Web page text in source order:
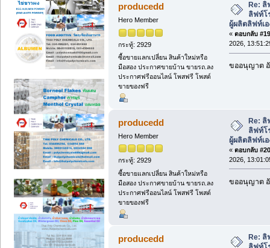
producedd
Hero Member
กระทู้: 2929
ซื้อขายแลกเปลี่ยน สินค้าใหม่หรือ
มือสอง ประกาศขายบ้าน ขายรถ.ลง
ประกาศฟรีออนไลน์ โพสฟรี โพสต์
ขายของฟรี
Re:
ลิฟท์โ
ผู้ผลิตลิฟท์เ
« ตอบกลับ
2026,
ขออนุญาต
producedd
Hero Member
กระทู้: 2929
ซื้อขายแลกเปลี่ยน สินค้าใหม่หรือ
มือสอง ประกาศขายบ้าน ขายรถ.ลง
ประกาศฟรีออนไลน์ โพสฟรี โพสต์
ขายของฟรี
Re:
ลิฟท์โ
ผู้ผลิตลิฟท์เ
« ตอบกลับ
2026,
ขออนุญาต
producedd
Re: ลิ